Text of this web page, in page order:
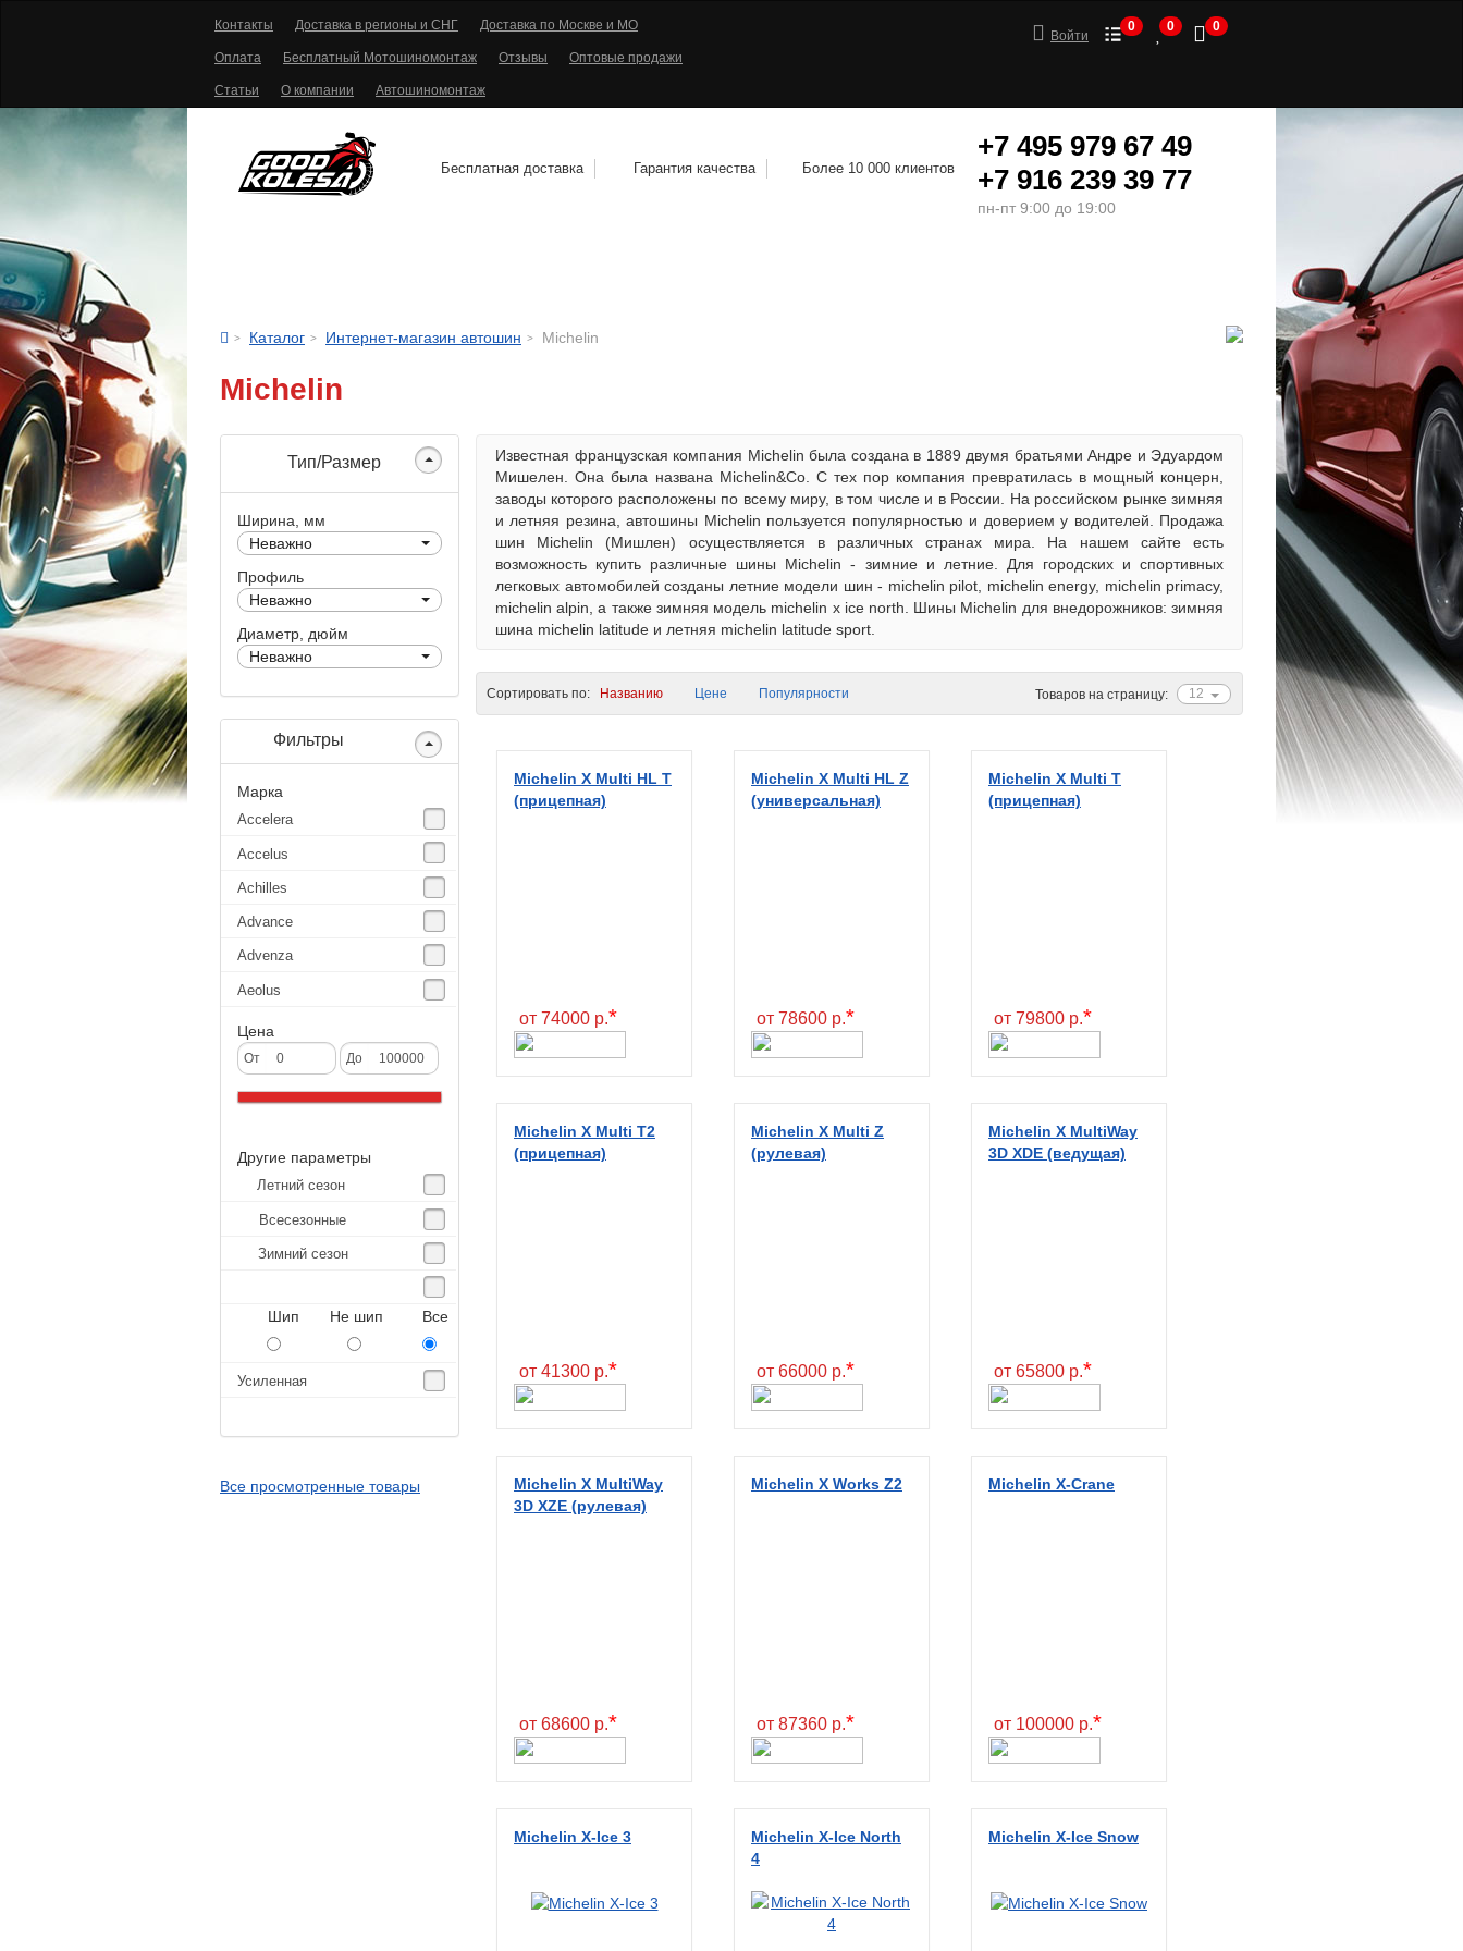
Контакты Доставка в регионы и СНГ Доставка по Москве и МО
Оплата Бесплатный Мотошиномонтаж Отзывы Оптовые продажи
Статьи О компании Автошиномонтаж
Войти
0 0 0
Бесплатная доставка Гарантия качества Более 10 000 клиентов
+7 495 979 67 49
+7 916 239 39 77
пн-пт 9:00 до 19:00
Каталог Интернет-магазин автошин Michelin
Michelin
Тип/Размер
Ширина, мм
Неважно
Профиль
Неважно
Диаметр, дюйм
Неважно
Фильтры
Марка
Accelera
Accelus
Achilles
Advance
Advenza
Aeolus
Agate
Agrica
Alliance
Altura
Amberstone
Amtel
Anjie
Aplus
Цена
От До
Другие параметры
Летний сезон
Всесезонные
Зимний сезон
Шип Не шип Все
Усиленная
Все просмотренные товары
Известная французская компания Michelin была создана в 1889 двумя братьями Андре и Эдуардом
Мишелен. Она была названа Michelin&Co. C тех пор компания превратилась в мощный концерн,
заводы которого расположены по всему миру, в том числе и в России. На российском рынке зимняя
и летняя резина, автошины Michelin пользуется популярностью и доверием у водителей. Продажа
шин Michelin (Мишлен) осуществляется в различных странах мира. На нашем сайте есть
возможность купить различные шины Michelin - зимние и летние. Для городских и спортивных
легковых автомобилей созданы летние модели шин - michelin pilot, michelin energy, michelin primacy,
michelin alpin, а также зимняя модель michelin x ice north. Шины Michelin для внедорожников: зимняя
шина michelin latitude и летняя michelin latitude sport.
12
Товаров на страницу:
Сортировать по: Названию Цене Популярности
Michelin X Multi HL T
(прицепная)
от 74000 р.*
Michelin X Multi HL Z
(универсальная)
от 78600 р.*
Michelin X Multi T
(прицепная)
от 79800 р.*
Michelin X Multi T2
(прицепная)
от 41300 р.*
Michelin X Multi Z
(рулевая)
от 66000 р.*
Michelin X MultiWay
3D XDE (ведущая)
от 65800 р.*
Michelin X MultiWay
3D XZE (рулевая)
от 68600 р.*
Michelin X Works Z2
от 87360 р.*
Michelin X-Crane
от 100000 р.*
Michelin X-Ice 3
Michelin X-Ice North
4
Michelin X-Ice Snow